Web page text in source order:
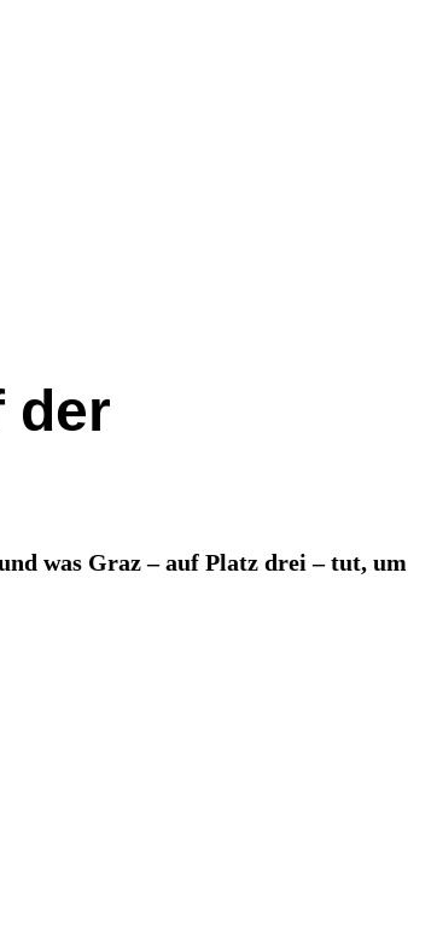
der
was Graz – auf Platz drei – tut, um